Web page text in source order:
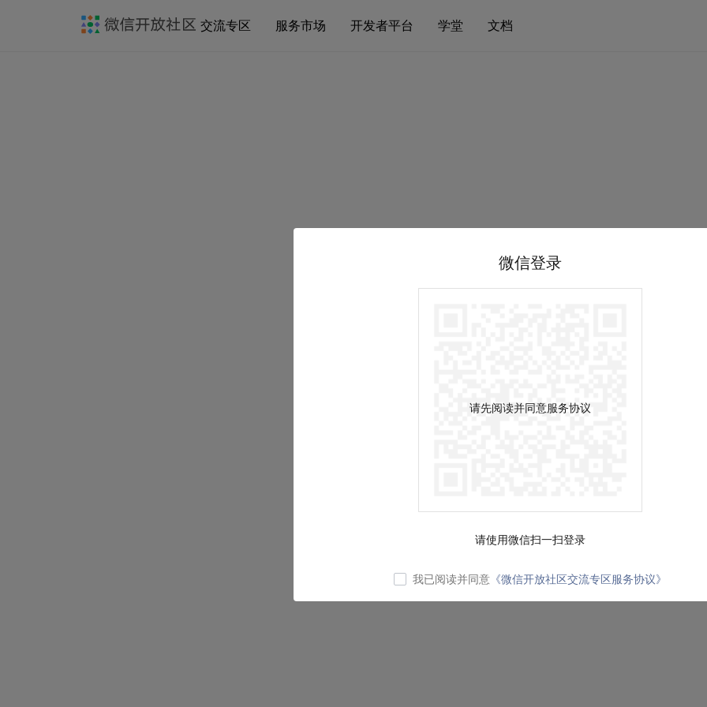
交流专区 服务市场 开发者平台 学堂 文档
微信登录
请先阅读并同意服务协议
请使用微信扫一扫登录
我已阅读并同意 《微信开放社区交流专区服务协议》